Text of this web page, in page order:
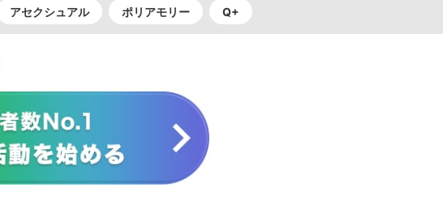
アセクシュアル ポリアモリー Q+